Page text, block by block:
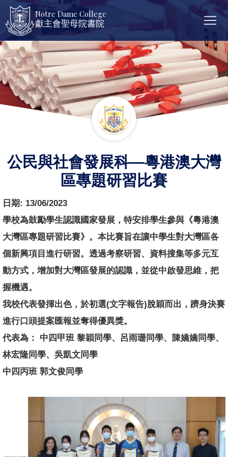
Notre Dame College
獻主會聖母院書院
公民與社會發展科—粵港澳大灣
區專題研習比賽
日期: 13/06/2023
學校為鼓勵學生認識國家發展，特安排學生參與《粵港澳
大灣區專題研習比賽》。本比賽旨在讓中學生對大灣區各
個新興項目進行研習。透過考察研習、資料搜集等多元互
動方式，增加對大灣區發展的認識，並從中啟發思維，把
握機遇。
我校代表發揮出色，於初選(文字報告)脫穎而出，躋身決賽
進行口頭提案匯報並奪得優異獎。
代表為： 中四甲班 黎穎同學、呂雨珊同學、陳嬌嬌同學、
林宏隆同學、吳凱文同學
中四丙班 郭文俊同學